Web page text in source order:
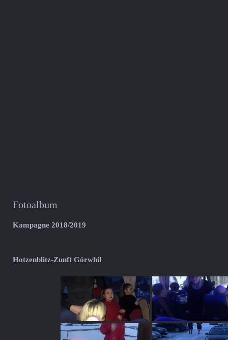
Fotoalbum
Kampagne 2018/2019
Hotzenblitz-Zunft Görwhil